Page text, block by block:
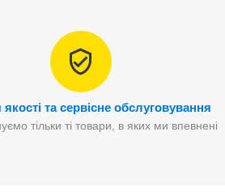
вмісту та вентиляції. Вони легкі і
А маленькі для предметів гігієни,
якості та сервісне обслуговування
тільки ті товари, в яких ми впевнені